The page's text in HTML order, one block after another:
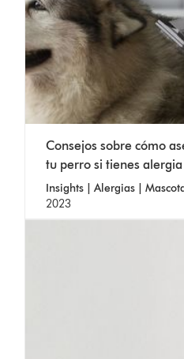
Consejos sobre cómo
tu perro si tienes alergia
Insights | Alergias |
2023